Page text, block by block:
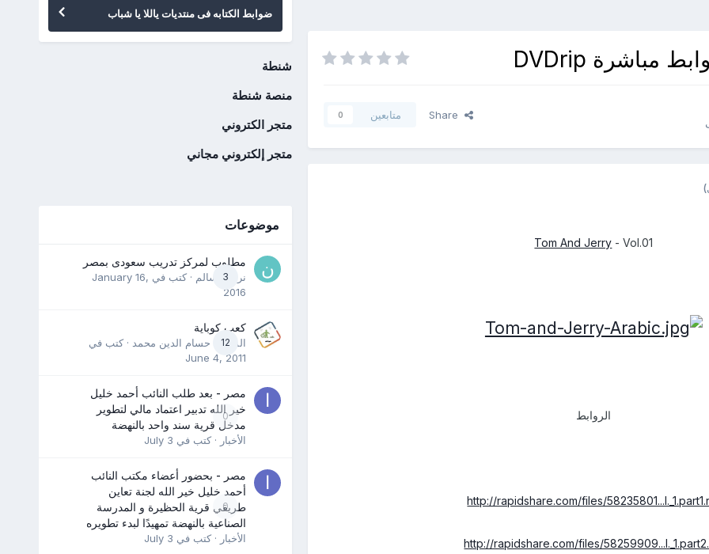
Share متابعين 0
Tom And Jerry - Vol.01
الروابط
http://rapidshare.com/files/
http://rapidshare.com/files/
ضوابط الكتابه فى منتديات ياللا يا شباب
شنطة
منصة شنطة
متجر الكتروني
متجر إلكتروني مجاني
موضوعات
3
مطلوب لمركز تدريب سعودى بمصر
نرمين سالم · كتب في January 16,
2016
12
كعب كوباية
المدرب حسام الدين محمد · كتب في
June 4, 2011
0
مصر - بعد طلب النائب أحمد خليل
خير الله تدبير اعتماد مالي لتطوير
مدخل قرية سند واحد بالنهضة
الأخبار · كتب في July 3
0
مصر - بحضور أعضاء مكتب النائب
أحمد خليل خير الله لجنة تعاين
طريقي قرية الحظيرة و المدرسة
الصناعية بالنهضة تمهيدًا لبدء تطويره
الأخبار · كتب في July 3